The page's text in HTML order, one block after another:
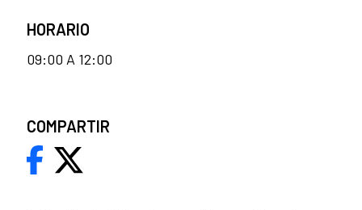
HORARIO
09:00 A 12:00
COMPARTIR